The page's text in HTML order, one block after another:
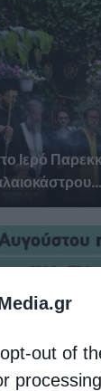
out of
Ιερό